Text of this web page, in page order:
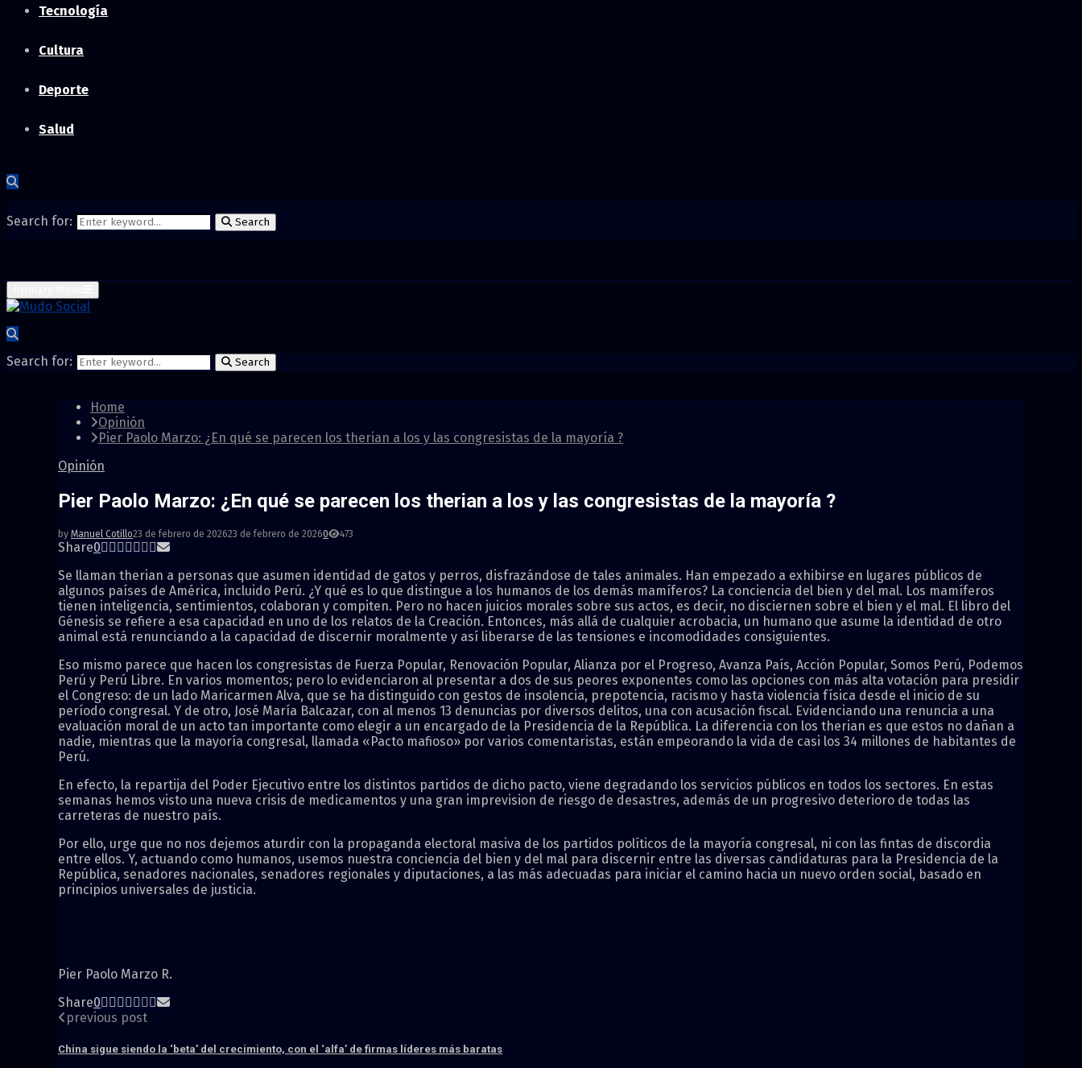
Tecnología
Cultura
Deporte
Salud
Search for: Search
Search for: Search
Home
Opinión
Pier Paolo Marzo: ¿En qué se parecen los therian a los y las congresistas de la mayoría ?
Opinión
Pier Paolo Marzo: ¿En qué se parecen los therian a los y las congresistas de la mayoría ?
by Manuel Cotillo23 de febrero de 202623 de febrero de 20260 473
Share0
Se llaman therian a personas que asumen identidad de gatos y perros, disfrazándose de tales animales. Han empezado a exhibirse en lugares públicos de
algunos países de América, incluido Perú. ¿Y qué es lo que distingue a los humanos de los demás mamíferos? La conciencia del bien y del mal. Los mamíferos
tienen inteligencia, sentimientos, colaboran y compiten. Pero no hacen juicios morales sobre sus actos, es decir, no disciernen sobre el bien y el mal. El libro del
Génesis se refiere a esa capacidad en uno de los relatos de la Creación. Entonces, más allá de cualquier acrobacia, un humano que asume la identidad de otro
animal está renunciando a la capacidad de discernir moralmente y así liberarse de las tensiones e incomodidades consiguientes.
Eso mismo parece que hacen los congresistas de Fuerza Popular, Renovación Popular, Alianza por el Progreso, Avanza País, Acción Popular, Somos Perú, Podemos
Perú y Perú Libre. En varios momentos; pero lo evidenciaron al presentar a dos de sus peores exponentes como las opciones con más alta votación para presidir
el Congreso: de un lado Maricarmen Alva, que se ha distinguido con gestos de insolencia, prepotencia, racismo y hasta violencia física desde el inicio de su
período congresal. Y de otro, José María Balcazar, con al menos 13 denuncias por diversos delitos, una con acusación fiscal. Evidenciando una renuncia a una
evaluación moral de un acto tan importante como elegir a un encargado de la Presidencia de la República. La diferencia con los therian es que estos no dañan a
nadie, mientras que la mayoría congresal, llamada «Pacto mafioso» por varios comentaristas, están empeorando la vida de casi los 34 millones de habitantes de
Perú.
En efecto, la repartija del Poder Ejecutivo entre los distintos partidos de dicho pacto, viene degradando los servicios públicos en todos los sectores. En estas
semanas hemos visto una nueva crisis de medicamentos y una gran imprevision de riesgo de desastres, además de un progresivo deterioro de todas las
carreteras de nuestro país.
Por ello, urge que no nos dejemos aturdir con la propaganda electoral masiva de los partidos políticos de la mayoría congresal, ni con las fintas de discordia
entre ellos. Y, actuando como humanos, usemos nuestra conciencia del bien y del mal para discernir entre las diversas candidaturas para la Presidencia de la
República, senadores nacionales, senadores regionales y diputaciones, a las más adecuadas para iniciar el camino hacia un nuevo orden social, basado en
principios universales de justicia.
Pier Paolo Marzo R.
Share0
previous post
China sigue siendo la ‘beta’ del crecimiento, con el ‘alfa’ de firmas líderes más baratas